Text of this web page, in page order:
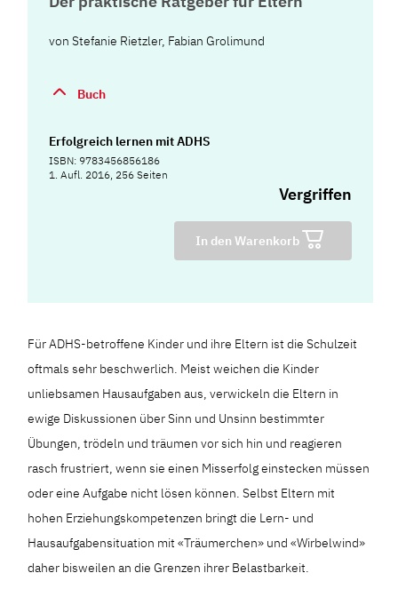
vonStefanie Rietzler, Fabian Grolimund
Buch
Erfolgreich lernen mit ADHS
ISBN: 9783456856186
1. Aufl. 2016, 256 Seiten
Vergriffen
In den Warenkorb
Für ADHS-betroffene Kinder und ihre Eltern ist die Schulzeit
oftmals sehr beschwerlich. Meist weichen die Kinder
unliebsamen Hausaufgaben aus, verwickeln die Eltern in
ewige Diskussionen über Sinn und Unsinn bestimmter
Übungen, trödeln und träumen vor sich hin und reagieren
rasch frustriert, wenn sie einen Misserfolg einstecken müssen
oder eine Aufgabe nicht lösen können. Selbst Eltern mit
hohen Erziehungskompetenzen bringt die Lern- und
Hausaufgabensituation mit «Träumerchen» und «Wirbelwind»
daher bisweilen an die Grenzen ihrer Belastbarkeit.